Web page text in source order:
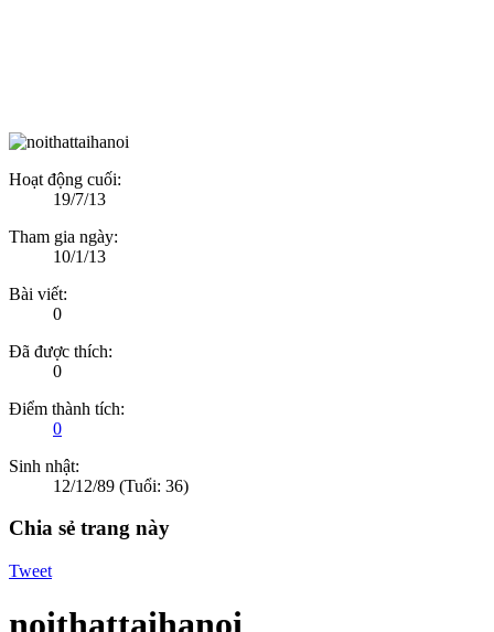
Hoạt động cuối:
19/7/13
Tham gia ngày:
10/1/13
Bài viết:
0
Đã được thích:
0
Điểm thành tích:
0
Sinh nhật:
12/12/89 (Tuổi: 36)
Chia sẻ trang này
Tweet